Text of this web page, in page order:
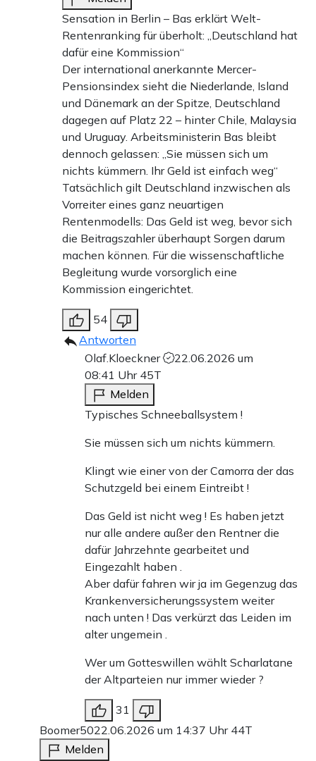
Sensation in Berlin – Bas erklärt Welt-
Rentenranking für überholt: „Deutschland hat
dafür eine Kommission“
Der international anerkannte Mercer-
Pensionsindex sieht die Niederlande, Island
und Dänemark an der Spitze, Deutschland
dagegen auf Platz 22 – hinter Chile, Malaysia
und Uruguay. Arbeitsministerin Bas bleibt
dennoch gelassen: „Sie müssen sich um
nichts kümmern. Ihr Geld ist einfach weg“
Tatsächlich gilt Deutschland inzwischen als
Vorreiter eines ganz neuartigen
Rentenmodells: Das Geld ist weg, bevor sich
die Beitragszahler überhaupt Sorgen darum
machen können. Für die wissenschaftliche
Begleitung wurde vorsorglich eine
Kommission eingerichtet.
54
Antworten
Olaf.Kloeckner
22.06.2026 um
08:41 Uhr 45T
Melden
Typisches Schneeballsystem !
Sie müssen sich um nichts kümmern.
Klingt wie einer von der Camorra der das
Schutzgeld bei einem Eintreibt !
Das Geld ist nicht weg ! Es haben jetzt
nur alle andere außer den Rentner die
dafür Jahrzehnte gearbeitet und
Eingezahlt haben .
Aber dafür fahren wir ja im Gegenzug das
Krankenversicherungssystem weiter
nach unten ! Das verkürzt das Leiden im
alter ungemein .
Wer um Gotteswillen wählt Scharlatane
der Altparteien nur immer wieder ?
31
Boomer5022.06.2026 um 14:37 Uhr 44T
Melden